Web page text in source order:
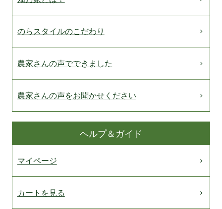
のらスタイルのこだわり
農家さんの声でできました
農家さんの声をお聞かせください
ヘルプ＆ガイド
マイページ
カートを見る